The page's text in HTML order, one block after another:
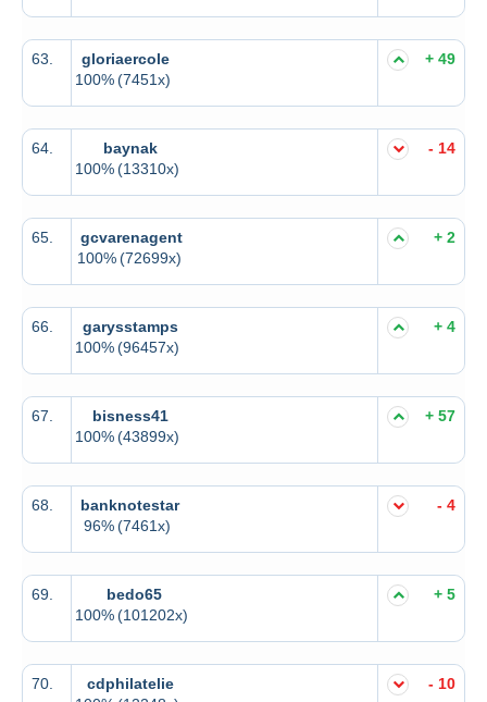
63.
gloriaercole
100%(7451x)
+ 49
64.
baynak
100%(13310x)
- 14
65.
gcvarenagent
100% (72699x)
+ 2
66.
garysstamps
100%(96457x)
+ 4
67.
bisness41
100%(43899x)
+ 57
68.
banknotestar
96%(7461x)
- 4
69.
bedo65
100%(101202x)
+ 5
70.
cdphilatelie
- 10